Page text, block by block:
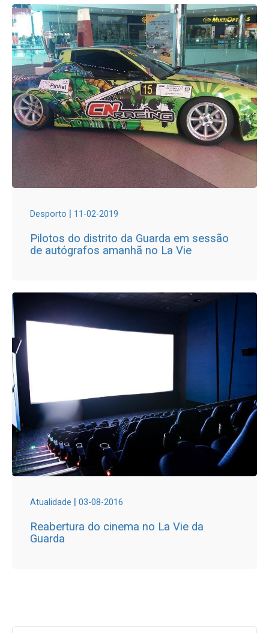
Desporto | 11-02-2019
Pilotos do distrito da Guarda em sessão
de autógrafos amanhã no La Vie
Atualidade | 03-08-2016
Reabertura do cinema no La Vie da
Guarda